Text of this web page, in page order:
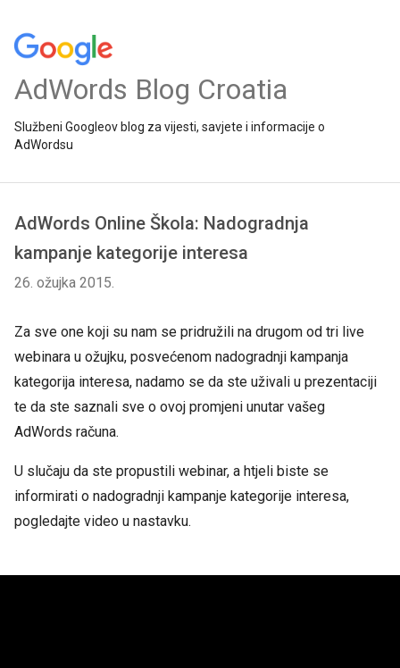
AdWords Blog Croatia
Službeni Googleov blog za vijesti, savjete i informacije o
AdWordsu
AdWords Online Škola: Nadogradnja
kampanje kategorije interesa
26. ožujka 2015.
Za sve one koji su nam se pridružili na drugom od tri live
webinara u ožujku, posvećenom nadogradnji kampanja
kategorija interesa, nadamo se da ste uživali u prezentaciji
te da ste saznali sve o ovoj promjeni unutar vašeg
AdWords računa.
U slučaju da ste propustili webinar, a htjeli biste se
informirati o nadogradnji kampanje kategorije interesa,
pogledajte video u nastavku.